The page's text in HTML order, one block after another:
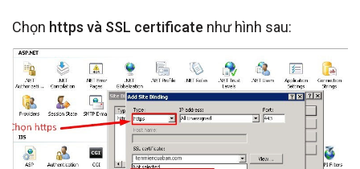
Chọn https và SSL certificate như hình sau: